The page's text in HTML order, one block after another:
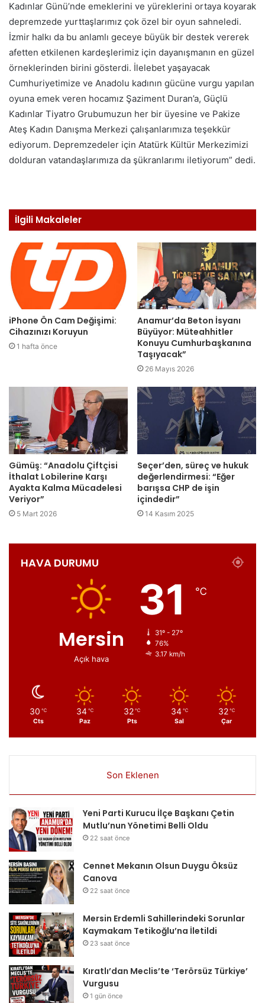
Kadınlar Günü’nde emeklerini ve yüreklerini ortaya koyarak
depremzede yurttaşlarımız çok özel bir oyun sahneledi.
İzmir halkı da bu anlamlı geceye büyük bir destek vererek
afetten etkilenen kardeşlerimiz için dayanışmanın en güzel
örneklerinden birini gösterdi. İlelebet yaşayacak
Cumhuriyetimize ve Anadolu kadının gücüne vurgu yapılan
oyuna emek veren hocamız Şaziment Duran’a, Güçlü
Kadınlar Tiyatro Grubumuzun her bir üyesine ve Pakize
Ateş Kadın Danışma Merkezi çalışanlarımıza teşekkür
ediyorum. Depremzedeler için Atatürk Kültür Merkezimizi
dolduran vatandaşlarımıza da şükranlarımı iletiyorum” dedi.
İlgili Makaleler
iPhone Ön Cam Değişimi:
Cihazınızı Koruyun
1 hafta önce
Anamur’da Beton İsyanı
Büyüyor: Müteahhitler
Konuyu Cumhurbaşkanına
Taşıyacak”
26 Mayıs 2026
Gümüş: “Anadolu Çiftçisi
İthalat Lobilerine Karşı
Ayakta Kalma Mücadelesi
Veriyor”
5 Mart 2026
Seçer’den, süreç ve hukuk
değerlendirmesi: “Eğer
barışsa CHP de işin
içindedir”
14 Kasım 2025
HAVA DURUMU
Mersin
Açık hava
31 ℃
31º - 27º
76%
3.17 km/h
30 ℃
Cts
34 ℃
Paz
32 ℃
Pts
34 ℃
Sal
32 ℃
Çar
Son Eklenen
Yeni Parti Kurucu İlçe Başkanı Çetin
Mutlu’nun Yönetimi Belli Oldu
22 saat önce
Cennet Mekanın Olsun Duygu Öksüz
Canova
22 saat önce
Mersin Erdemli Sahillerindeki Sorunlar
Kaymakam Tetikoğlu’na İletildi
23 saat önce
Kıratlı’dan Meclis’te ‘Terörsüz Türkiye’
Vurgusu
1 gün önce